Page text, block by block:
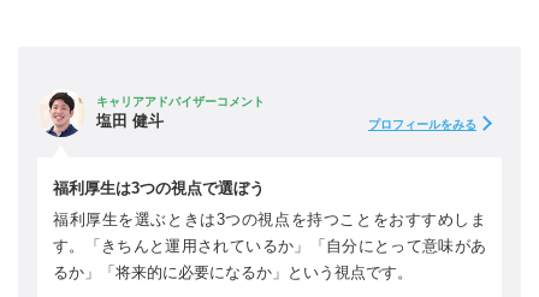
キャリアアドバイザーコメント
塩田 健斗 プロフィールをみる
福利厚生は3つの視点で選ぼう
福利厚生を選ぶときは3つの視点を持つことをおすすめしま
す。「きちんと運用されているか」「自分にとって意味があ
るか」「将来的に必要になるか」という視点です。